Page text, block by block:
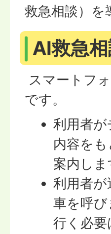
救急相談）を
AI救急
スマートフ
です。
利用者
内容を
案内しま
利用者
車を呼
行く必